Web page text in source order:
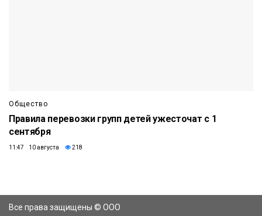
Общество
Правила перевозки групп детей ужесточат с 1
сентября
11:47 10 августа 218
Все права защищены © ООО